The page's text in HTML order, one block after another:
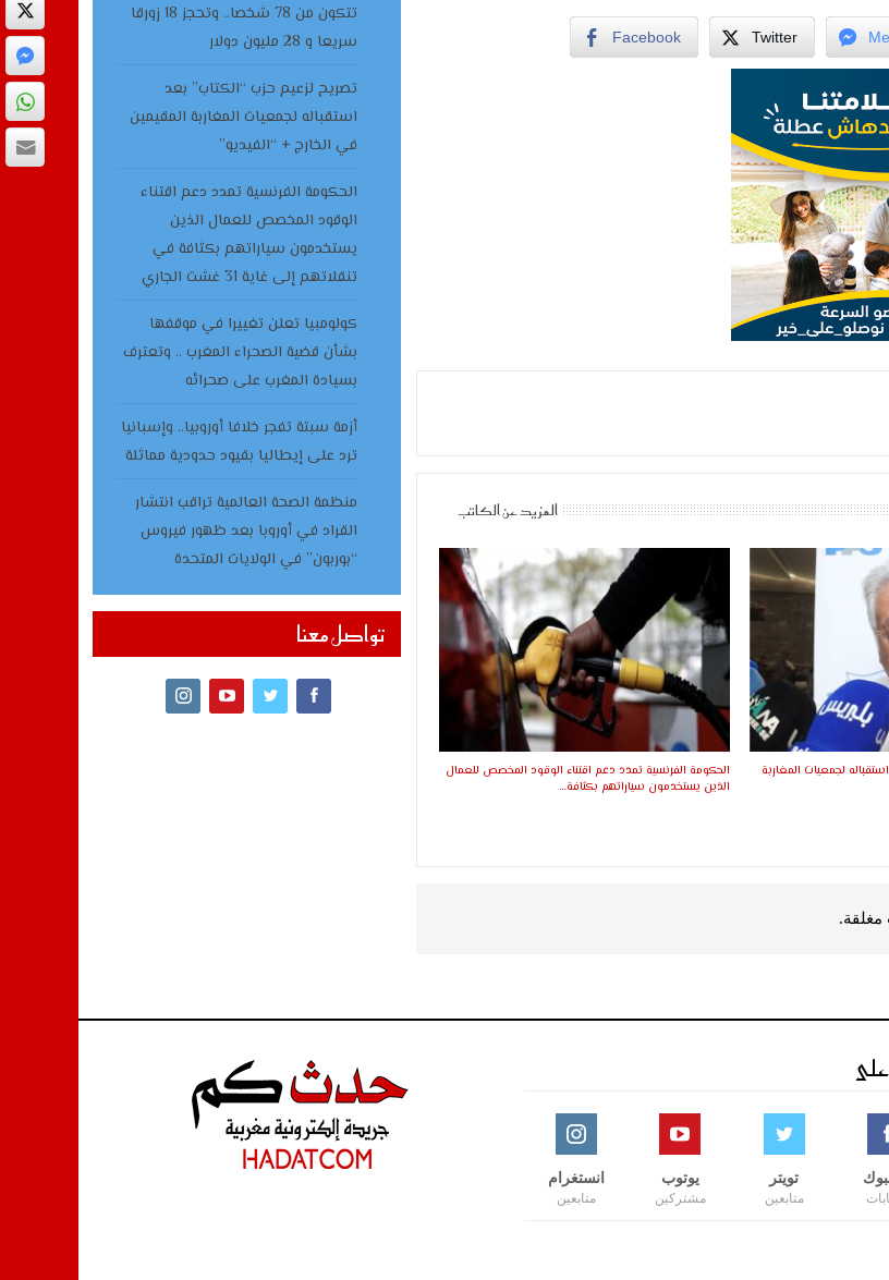
Facebook Twitter
المزيد عن الكاتب
لجمعيات المغاربة
الحكومة الفرنسية تمدد دعم اقتناء الوقود المخصص للعمال
الذين يستخدمون سياراتهم بكثافة…
مغلقة.
تتكون من 78 شخصا.. وتحجز 18 زورقا
سريعا و 28 مليون دولار
تصريح لزعيم حزب “الكتاب” بعد
استقباله لجمعيات المغاربة المقيمين
في الخارج + “الفيديو”
الحكومة الفرنسية تمدد دعم اقتناء
الوقود المخصص للعمال الذين
يستخدمون سياراتهم بكثافة في
تنقلاتهم إلى غاية 31 غشت الجاري
كولومبيا تعلن تغييرا في موقفها
بشأن قضية الصحراء المغرب .. وتعترف
بسيادة المغرب على صحرائه
أزمة سبتة تفجر خلافا أوروبيا.. وإسبانيا
ترد على إيطاليا بقيود حدودية مماثلة
منظمة الصحة العالمية تراقب انتشار
القراد في أوروبا بعد ظهور فيروس
“بوربون” في الولايات المتحدة
تواصل معنا
على
تويتر
متابعين
يوتوب
مشتركين
انستغرام
متابعين